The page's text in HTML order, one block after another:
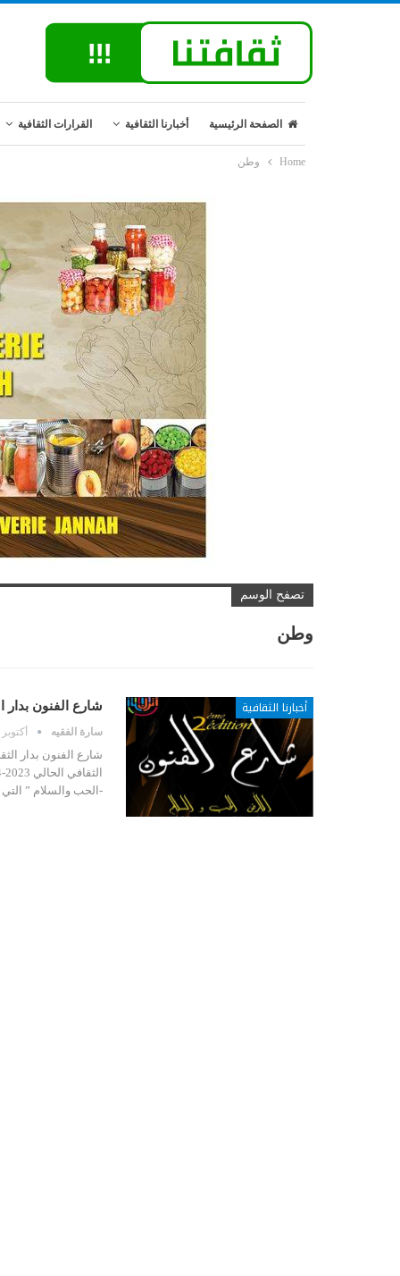
الصفحة الرئيسية أخبارنا الثقافية القرارات الثقافية
Home وطن
تصفح الوسم
وطن
أخبارنا الثقافية شارع الفنون بدار
سارة الفقيه أكتوبر 17, 2023
شارع الفنون بدار
-الحب والسلام ” التي ستلتئم